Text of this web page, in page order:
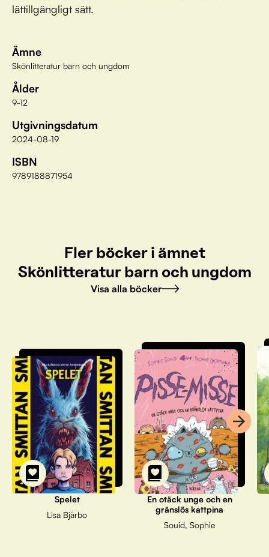
lättillgängligt sätt.
Ämne
Skönlitteratur barn och ungdom
Ålder
9-12
Utgivningsdatum
2024-08-19
ISBN
9789188871954
Fler böcker i ämnet
Skönlitteratur barn och ungdom
Visa alla böcker
Spelet
Lisa Bjärbo
En otäck unge och en
gränslös kattpina
Souid, Sophie